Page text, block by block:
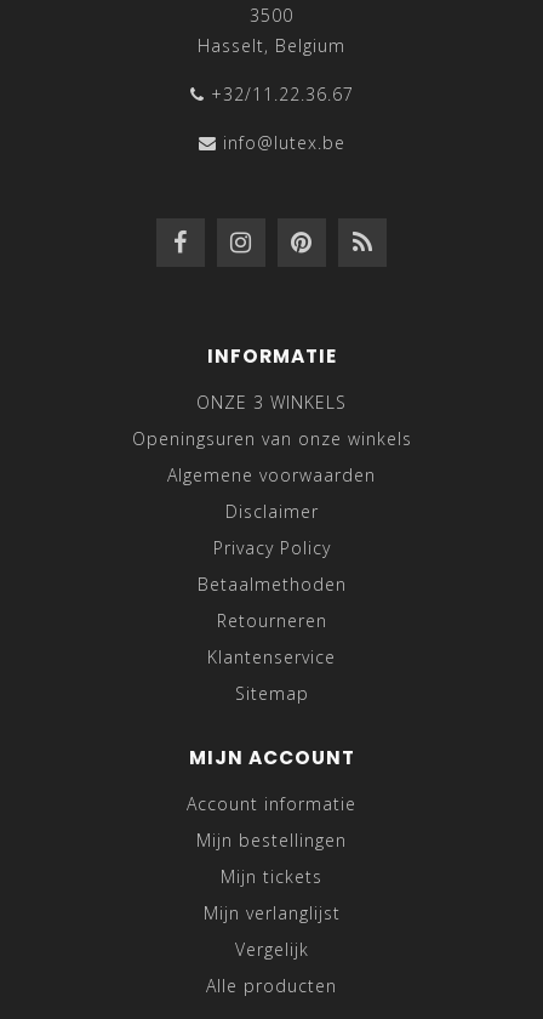
3500
Hasselt, Belgium
+32/11.22.36.67
info@lutex.be
INFORMATIE
ONZE 3 WINKELS
Openingsuren van onze winkels
Algemene voorwaarden
Disclaimer
Privacy Policy
Betaalmethoden
Retourneren
Klantenservice
Sitemap
MIJN ACCOUNT
Account informatie
Mijn bestellingen
Mijn tickets
Mijn verlanglijst
Vergelijk
Alle producten